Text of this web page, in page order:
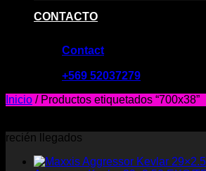
CONTACTO
Contact
+569 52037279
Inicio /Productos etiquetados “700x38”
recién llegados